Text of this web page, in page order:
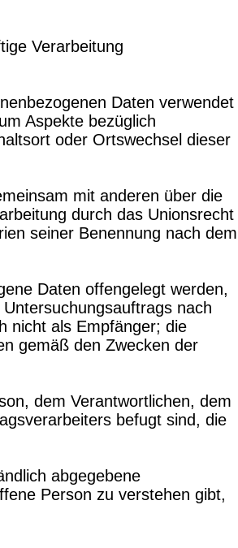
Verarbeitung
Daten verwendet
Aspekte bezüglich
oder Ortswechsel dieser
mit anderen über die
durch das Unionsrecht
seiner Benennung nach dem
Daten offengelegt werden,
nach
nicht als Empfänger; die
gemäß den Zwecken der
dem Verantwortlichen, dem
befugt sind, die
abgegebene
Person zu verstehen gibt,